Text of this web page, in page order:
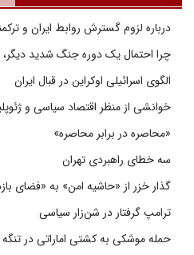
درباره لزوم گسترش روابط ایران و
چرا احتمال یک دوره جنگ شدید دیگر،
الگوی اسرائیلی اوکراین در قبال ایران
خوانشی از منظر اقتصاد سیاسی و
«محاصره در برابر محاصره»
سه خطای راهبردی تهران
گذار خزر از «حاشیه امن» به «فضای
ترامپ گرفتار در شن‌زار سیاسی
حمله موشکی به کشتی اماراتی در تنگه